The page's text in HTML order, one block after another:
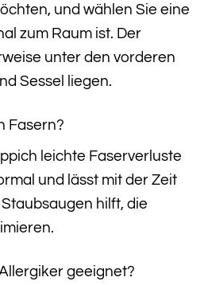
und wählen Sie eine
zum Raum ist. Der
unter den vorderen
Sessel liegen.
Fasern?
leichte Faserverluste
und lässt mit der Zeit
hilft, die
geeignet?